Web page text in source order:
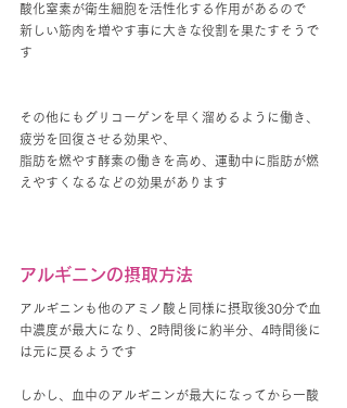
酸化窒素が衛生細胞を活性化する作用があるので
新しい筋肉を増やす事に大きな役割を果たすそうで
す
その他にもグリコーゲンを早く溜めるように働き、
疲労を回復させる効果や、
脂肪を燃やす酵素の働きを高め、運動中に脂肪が燃
えやすくなるなどの効果があります
アルギニンの摂取方法
アルギニンも他のアミノ酸と同様に摂取後30分で血
中濃度が最大になり、2時間後に約半分、4時間後に
は元に戻るようです
しかし、血中のアルギニンが最大になってから一酸